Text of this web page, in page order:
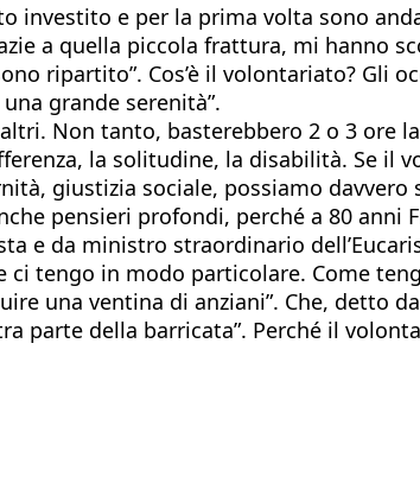
investito e per la prima volta sono
a quella piccola frattura, mi hanno
ripartito”. Cos’è il volontariato? Gli
grande serenità”.
Non tanto, basterebbero 2 o 3 ore
la solitudine, la disabilità. Se il
giustizia sociale, possiamo
pensieri profondi, perché a 80 anni
e da ministro straordinario
ci tengo in modo particolare. Come
una ventina di anziani”. Che, detto
parte della barricata”. Perché il